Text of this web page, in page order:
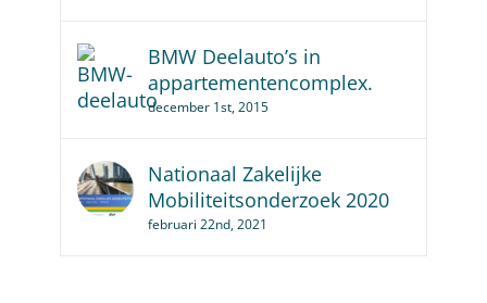
BMW Deelauto’s in
appartementencomplex.
december 1st, 2015
Nationaal Zakelijke
Mobiliteitsonderzoek 2020
februari 22nd, 2021